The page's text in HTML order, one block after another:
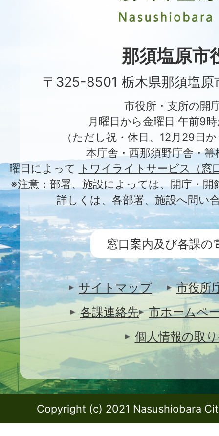
市
City
那須塩原市
〒325-8501 栃木県那須塩原
市役所・支所の開
月曜日から金曜日 午前9
（ただし祝・休日、12月29日
本庁舎・西那須野庁舎・
曜日によって
トワイライトサービス（窓
※注意：部署、施設によっては、開庁・
詳しくは、各部署、施設へ問い
窓口案内及び各課の
サイトマップ
市役所
各課連絡先
市ホームペ
個人情報の取
Copyright (c) 2021 Nasushiobara